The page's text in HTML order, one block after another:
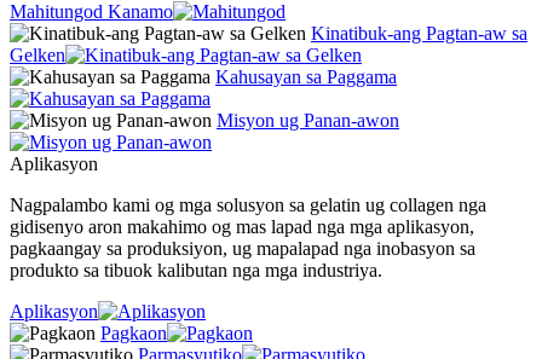
Mahitungod Kanamo
Kinatibuk-ang Pagtan-aw sa
Gelken
Kahusayan sa Paggama
Misyon ug Panan-awon
Aplikasyon
Nagpalambo kami og mga solusyon sa gelatin ug collagen nga
gidisenyo aron makahimo og mas lapad nga mga aplikasyon,
pagkaangay sa produksiyon, ug mapalapad nga inobasyon sa
produkto sa tibuok kalibutan nga mga industriya.
Aplikasyon
Pagkaon
Parmasyutiko